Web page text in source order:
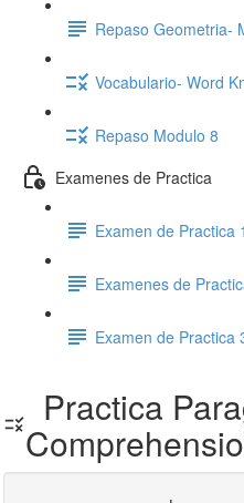
Repaso Geometria-
Vocabulario- Word
Repaso Modulo 8
Examenes de Practica
Examen de Practica 1
Examenes de
Examen de Practica
Practica